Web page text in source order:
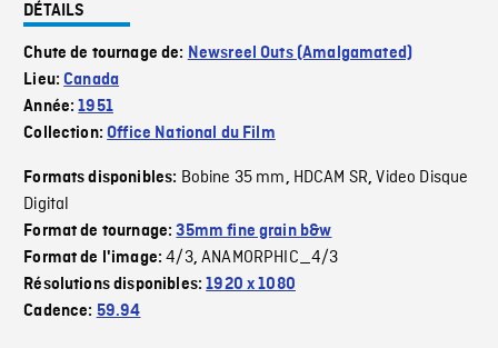
DÉTAILS
Chute de tournage de: Newsreel Outs (Amalgamated)
Lieu:Canada
Année:1951
Collection:Office National du Film
Formats disponibles: Bobine 35 mm, HDCAM SR,Video Disque
Digital
Format de tournage:35mm fine grain b&w
Format de l'image:4/3,ANAMORPHIC_4/3
Résolutions disponibles:1920 x 1080
Cadence: 59.94